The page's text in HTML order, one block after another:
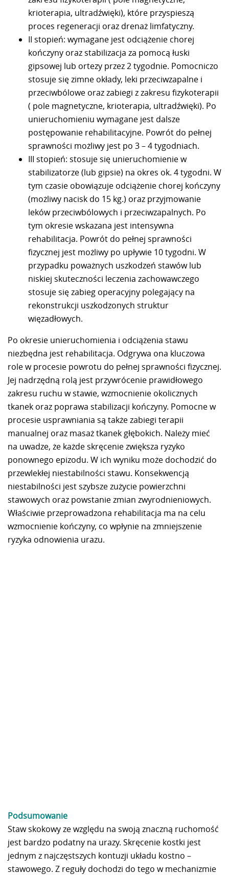
krioterapia, ultradźwięki), które przyspieszą
proces regeneracji oraz drenaż limfatyczny.
II stopień: wymagane jest odciążenie chorej
kończyny oraz stabilizacja za pomocą łuski
gipsowej lub ortezy przez 2 tygodnie. Pomocniczo
stosuje się zimne okłady, leki przeciwzapalne i
przeciwbólowe oraz zabiegi z zakresu fizykoterapii
( pole magnetyczne, krioterapia, ultradźwięki). Po
unieruchomieniu wymagane jest dalsze
postępowanie rehabilitacyjne. Powrót do pełnej
sprawności możliwy jest po 3 – 4 tygodniach.
III stopień: stosuje się unieruchomienie w
stabilizatorze (lub gipsie) na okres ok. 4 tygodni. W
tym czasie obowiązuje odciążenie chorej kończyny
(możliwy nacisk do 15 kg.) oraz przyjmowanie
leków przeciwbólowych i przeciwzapalnych. Po
tym okresie wskazana jest intensywna
rehabilitacja. Powrót do pełnej sprawności
fizycznej jest możliwy po upływie 10 tygodni. W
przypadku poważnych uszkodzeń stawów lub
niskiej skuteczności leczenia zachowawczego
stosuje się zabieg operacyjny polegający na
rekonstrukcji uszkodzonych struktur
więzadłowych.
Po okresie unieruchomienia i odciążenia stawu
niezbędna jest rehabilitacja. Odgrywa ona kluczowa
role w procesie powrotu do pełnej sprawności fizycznej.
Jej nadrzędną rolą jest przywrócenie prawidłowego
zakresu ruchu w stawie, wzmocnienie okolicznych
tkanek oraz poprawa stabilizacji kończyny. Pomocne w
procesie usprawniania są także zabiegi terapii
manualnej oraz masaż tkanek głębokich. Należy mieć
na uwadze, że każde skręcenie zwiększa ryzyko
ponownego epizodu. W ich wyniku może dochodzić do
przewlekłej niestabilności stawu. Konsekwencją
niestabilności jest szybsze zużycie powierzchni
stawowych oraz powstanie zmian zwyrodnieniowych.
Właściwie przeprowadzona rehabilitacja ma na celu
wzmocnienie kończyny, co wpłynie na zmniejszenie
ryzyka odnowienia urazu.
Podsumowanie
Staw skokowy ze względu na swoją znaczną ruchomość
jest bardzo podatny na urazy. Skręcenie kostki jest
jednym z najczęstszych kontuzji układu kostno –
stawowego. Z reguły dochodzi do tego w mechanizmie